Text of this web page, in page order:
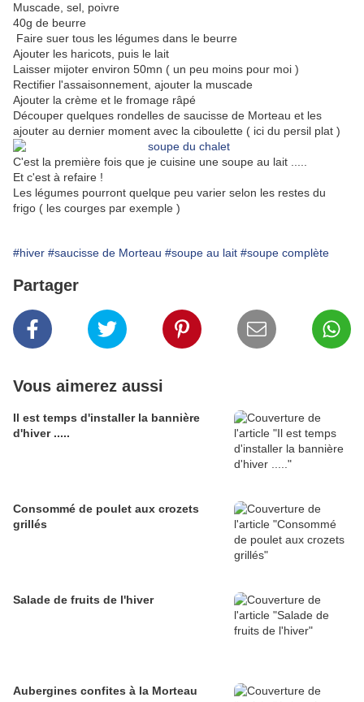
Muscade, sel, poivre
40g de beurre
Faire suer tous les légumes dans le beurre
Ajouter les haricots, puis le lait
Laisser mijoter environ 50mn ( un peu moins pour moi )
Rectifier l'assaisonnement, ajouter la muscade
Ajouter la crème et le fromage râpé
Découper quelques rondelles de saucisse de Morteau et les
ajouter au dernier moment avec la ciboulette ( ici du persil plat )
C'est la première fois que je cuisine une soupe au lait .....
Et c'est à refaire !
Les légumes pourront quelque peu varier selon les restes du
frigo ( les courges par exemple )
#hiver #saucisse de Morteau #soupe au lait #soupe complète
Partager
Vous aimerez aussi
Il est temps d'installer la bannière
d'hiver .....
Consommé de poulet aux crozets
grillés
Salade de fruits de l'hiver
Aubergines confites à la Morteau